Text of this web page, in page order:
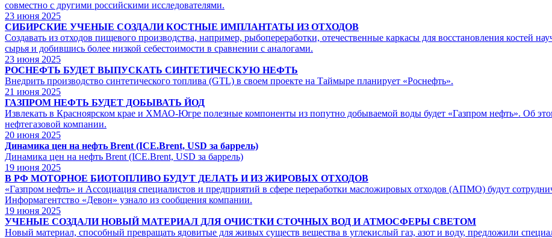
совместно с другими российскими исследователями.
23 июня 2025
СИБИРСКИЕ УЧЕНЫЕ СОЗДАЛИ КОСТНЫЕ ИМПЛАНТАТЫ ИЗ ОТХОДОВ
Создавать из отходов пищевого производства, например, рыбопереработки, отечественные каркасы для восстановления костей
сырья и добившись более низкой себестоимости в сравнении с аналогами.
23 июня 2025
РОСНЕФТЬ БУДЕТ ВЫПУСКАТЬ СИНТЕТИЧЕСКУЮ НЕФТЬ
Внедрить производство синтетического топлива (GTL) в своем проекте на Таймыре планирует «Роснефть».
21 июня 2025
ГАЗПРОМ НЕФТЬ БУДЕТ ДОБЫВАТЬ ЙОД
Извлекать в Красноярском крае и ХМАО-Югре полезные компоненты из попутно добываемой воды будет «Газпром нефть». Об
нефтегазовой компании.
20 июня 2025
Динамика цен на нефть Brent (ICE.Brent, USD за баррель)
Динамика цен на нефть Brent (ICE.Brent, USD за баррель)
19 июня 2025
В РФ МОТОРНОЕ БИОТОПЛИВО БУДУТ ДЕЛАТЬ И ИЗ ЖИРОВЫХ ОТХОДОВ
«Газпром нефть» и Ассоциация специалистов и предприятий в сфере переработки масложировых отходов (АПМО) будут
Информагентство «Девон» узнало из сообщения компании.
19 июня 2025
УЧЕНЫЕ СОЗДАЛИ НОВЫЙ МАТЕРИАЛ ДЛЯ ОЧИСТКИ СТОЧНЫХ ВОД И АТМОСФЕРЫ СВЕТОМ
Новый материал, способный превращать ядовитые для живых существ вещества в углекислый газ, азот и воду, предложили